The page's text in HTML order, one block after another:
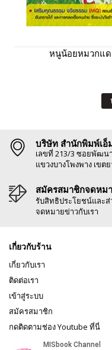
หนูน้อยหมวกแด
บริษัท สำนักพิมพ์เอ็
เลขที่ 213/3 ซอยพัฒน
แขวงบางโพงพาง เขต
สมัครสมาชิกจดหม
รับสิทธิประโยชน์และ
จดหมายข่าวกับเรา
เกี่ยวกับร้าน
เกี่ยวกับเรา
ติดต่อเรา
เข้าสู่ระบบ
สมัครสมาชิก
กดติดตามช่อง Youtube ที่นี่